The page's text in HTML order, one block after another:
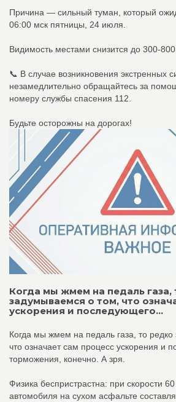
Причина — сильный туман, который
06:00 мск пятницы, 24 июля.
Видимость местами снизится до 300-
📞 В случае возникновения экстренных
незамедлительно обращайтесь за
номеру службы спасения 112.
Будьте осторожны на дорогах!
Когда мы жмем на педаль газа,
задумываемся о том, что
ускорения и последующего...
Когда мы жмем на педаль газа, то
что означает сам процесс ускорения и
торможения, конечно. А зря.
Физика беспристрастна: при скорости
автомобиля на сухом асфальте